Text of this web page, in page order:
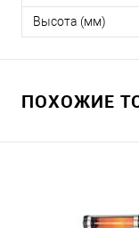
Высота (мм)
ПОХОЖИЕ